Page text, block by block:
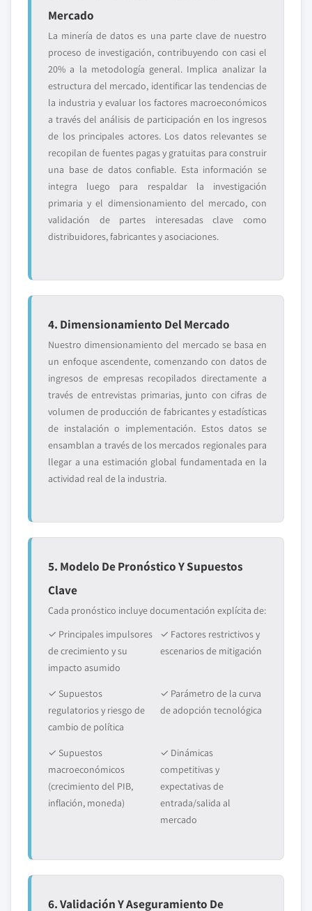
Mercado
La minería de datos es una parte clave de nuestro
proceso de investigación, contribuyendo con casi el
20% a la metodología general. Implica analizar la
estructura del mercado, identificar las tendencias de
la industria y evaluar los factores macroeconómicos
a través del análisis de participación en los ingresos
de los principales actores. Los datos relevantes se
recopilan de fuentes pagas y gratuitas para construir
una base de datos confiable. Esta información se
integra luego para respaldar la investigación
primaria y el dimensionamiento del mercado, con
validación de partes interesadas clave como
distribuidores, fabricantes y asociaciones.
4. Dimensionamiento Del Mercado
Nuestro dimensionamiento del mercado se basa en
un enfoque ascendente, comenzando con datos de
ingresos de empresas recopilados directamente a
través de entrevistas primarias, junto con cifras de
volumen de producción de fabricantes y estadísticas
de instalación o implementación. Estos datos se
ensamblan a través de los mercados regionales para
llegar a una estimación global fundamentada en la
actividad real de la industria.
5. Modelo De Pronóstico Y Supuestos
Clave
Cada pronóstico incluye documentación explícita de:
✓ Principales impulsores
de crecimiento y su
impacto asumido
✓ Factores restrictivos y
escenarios de mitigación
✓ Supuestos
regulatorios y riesgo de
cambio de política
✓ Parámetro de la curva
de adopción tecnológica
✓ Supuestos
macroeconómicos
(crecimiento del PIB,
inflación, moneda)
✓ Dinámicas
competitivas y
expectativas de
entrada/salida al
mercado
6. Validación Y Aseguramiento De